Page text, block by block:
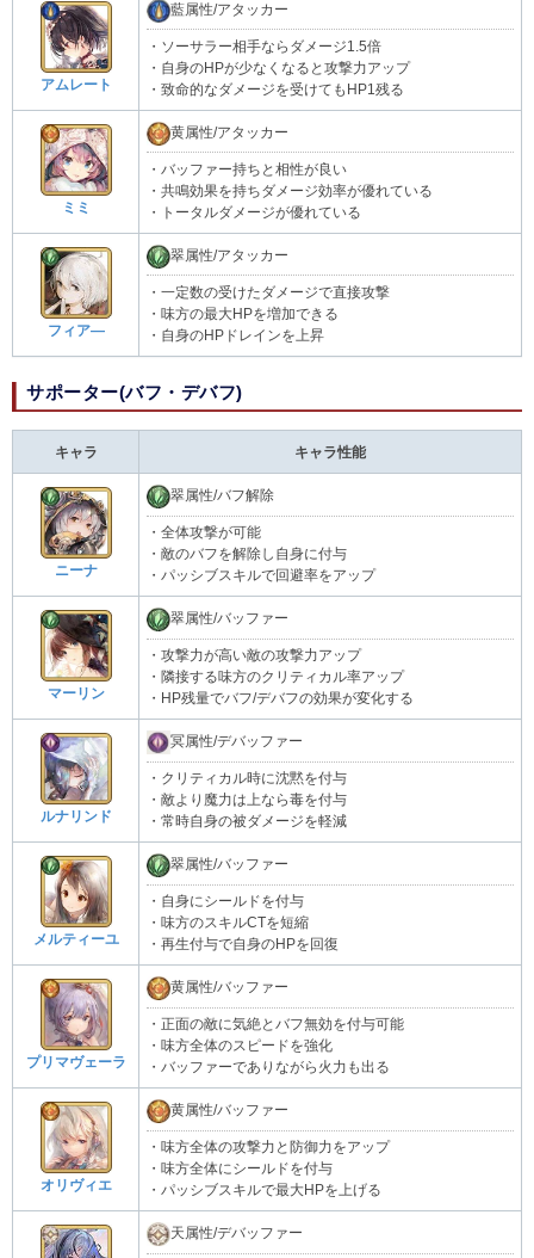
アムレート
藍属性/アタッカー
・ソーサラー相手ならダメージ1.5倍
・自身のHPが少なくなると攻撃力アップ
・致命的なダメージを受けてもHP1残る
ミミ
黄属性/アタッカー
・バッファー持ちと相性が良い
・共鳴効果を持ちダメージ効率が優れている
・トータルダメージが優れている
フィア―
翠属性/アタッカー
・一定数の受けたダメージで直接攻撃
・味方の最大HPを増加できる
・自身のHPドレインを上昇
サポーター(バフ・デバフ)
キャラ キャラ性能
ニーナ
翠属性/バフ解除
・全体攻撃が可能
・敵のバフを解除し自身に付与
・パッシブスキルで回避率をアップ
マーリン
翠属性/バッファー
・攻撃力が高い敵の攻撃力アップ
・隣接する味方のクリティカル率アップ
・HP残量でバフ/デバフの効果が変化する
ルナリンド
冥属性/デバッファー
・クリティカル時に沈黙を付与
・敵より魔力は上なら毒を付与
・常時自身の被ダメージを軽減
メルティーユ
翠属性/バッファー
・自身にシールドを付与
・味方のスキルCTを短縮
・再生付与で自身のHPを回復
プリマヴェーラ
黄属性/バッファー
・正面の敵に気絶とバフ無効を付与可能
・味方全体のスピードを強化
・バッファーでありながら火力も出る
オリヴィエ
黄属性/バッファー
・味方全体の攻撃力と防御力をアップ
・味方全体にシールドを付与
・パッシブスキルで最大HPを上げる
天属性/デバッファー